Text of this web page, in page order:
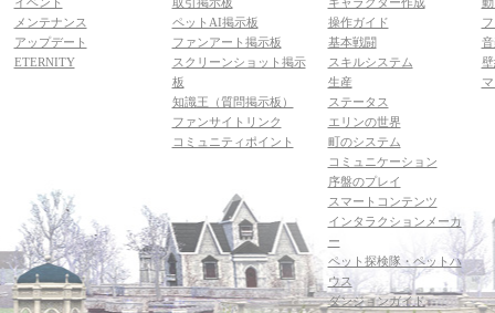
メンテナンス
アップデート
ETERNITY
ペットAI掲示板
ファンアート掲示板
スクリーンショット掲示
板
知識王（質問掲示板）
ファンサイトリンク
コミュニティポイント
操作ガイド
基本戦闘
スキルシステム
生産
ステータス
エリンの世界
町のシステム
コミュニケーション
序盤のプレイ
スマートコンテンツ
インタラクションメーカ
ー
ペット探検隊・ペットハ
ウス
ダンジョンガイド